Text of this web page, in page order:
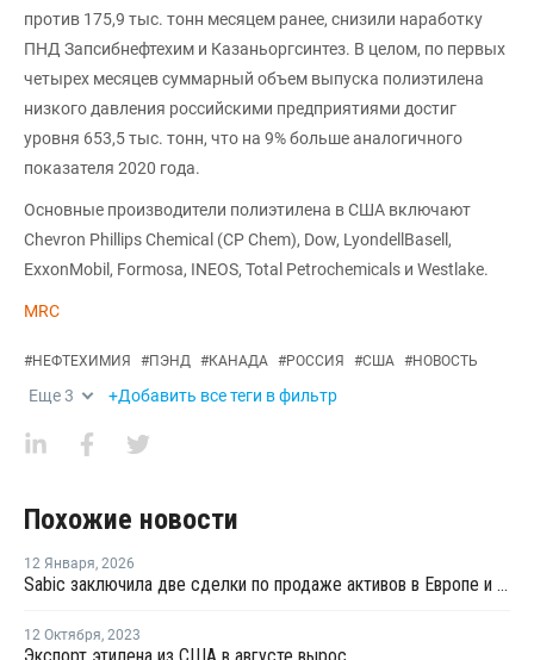
против 175,9 тыс. тонн месяцем ранее, снизили наработку
ПНД Запсибнефтехим и Казаньоргсинтез. В целом, по первых
четырех месяцев суммарный объем выпуска полиэтилена
низкого давления российскими предприятиями достиг
уровня 653,5 тыс. тонн, что на 9% больше аналогичного
показателя 2020 года.
Основные производители полиэтилена в США включают
Chevron Phillips Chemical (CP Chem), Dow, LyondellBasell,
ExxonMobil, Formosa, INEOS, Total Petrochemicals и Westlake.
MRC
#НЕФТЕХИМИЯ #ПЭНД #КАНАДА #РОССИЯ #США #НОВОСТЬ
Еще3 +Добавить все теги в фильтр
Похожие новости
12 Января, 2026
Sabic заключила две сделки по продаже активов в Европе и Америке
12 Октября, 2023